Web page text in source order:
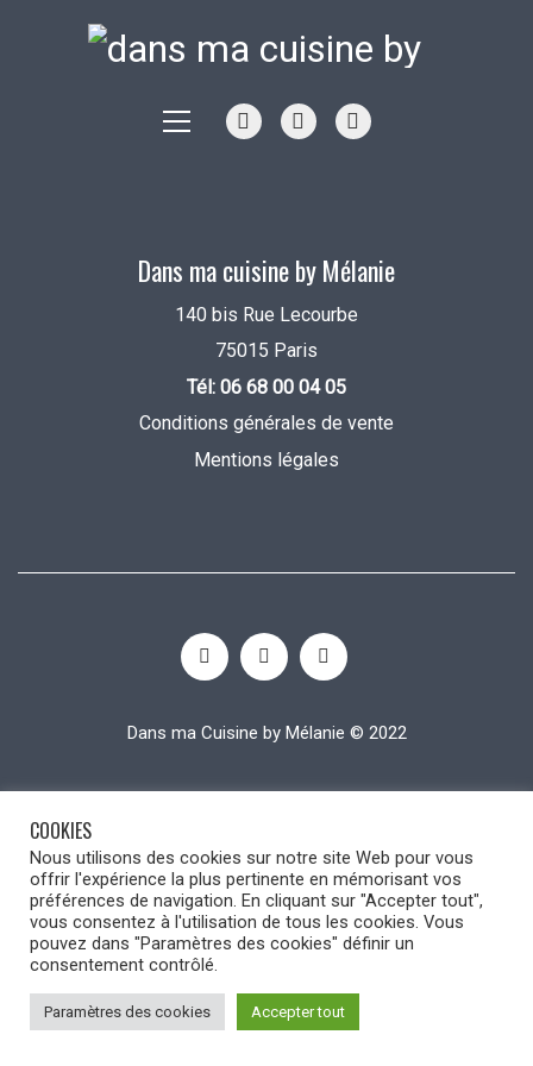
Dans ma cuisine by Mélanie
140 bis Rue Lecourbe
75015 Paris
Tél: 06 68 00 04 05
Conditions générales de vente
Mentions légales
Dans ma Cuisine by Mélanie © 2022
COOKIES
Nous utilisons des cookies sur notre site Web pour vous
offrir l'expérience la plus pertinente en mémorisant vos
préférences de navigation. En cliquant sur "Accepter tout",
vous consentez à l'utilisation de tous les cookies. Vous
pouvez dans "Paramètres des cookies" définir un
consentement contrôlé.
Paramètres des cookies Accepter tout